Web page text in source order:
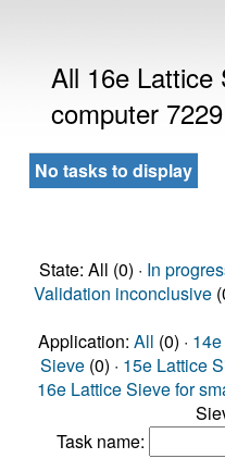
All 16e Lattice
computer
No tasks to display
State: All (0) · In
Validation inconclusive
Application: All (0) ·
Sieve (0) · 15e Lattice
16e Lattice Sieve for
Task name: